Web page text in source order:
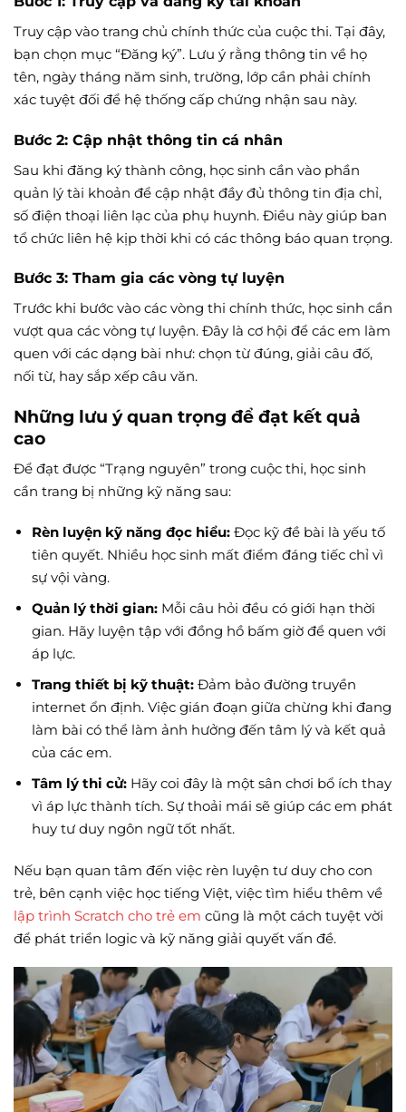
Truy cập vào trang chủ chính thức của cuộc thi. Tại đây,
bạn chọn mục “Đăng ký”. Lưu ý rằng thông tin về họ
tên, ngày tháng năm sinh, trường, lớp cần phải chính
xác tuyệt đối để hệ thống cấp chứng nhận sau này.
Bước 2: Cập nhật thông tin cá nhân
Sau khi đăng ký thành công, học sinh cần vào phần
quản lý tài khoản để cập nhật đầy đủ thông tin địa chỉ,
số điện thoại liên lạc của phụ huynh. Điều này giúp ban
tổ chức liên hệ kịp thời khi có các thông báo quan trọng.
Bước 3: Tham gia các vòng tự luyện
Trước khi bước vào các vòng thi chính thức, học sinh cần
vượt qua các vòng tự luyện. Đây là cơ hội để các em làm
quen với các dạng bài như: chọn từ đúng, giải câu đố,
nối từ, hay sắp xếp câu văn.
Những lưu ý quan trọng để đạt kết quả
cao
Để đạt được “Trạng nguyên” trong cuộc thi, học sinh
cần trang bị những kỹ năng sau:
Rèn luyện kỹ năng đọc hiểu:Đọc kỹ đề bài là yếu tố
tiên quyết. Nhiều học sinh mất điểm đáng tiếc chỉ vì
sự vội vàng.
Quản lý thời gian:Mỗi câu hỏi đều có giới hạn thời
gian. Hãy luyện tập với đồng hồ bấm giờ để quen với
áp lực.
Trang thiết bị kỹ thuật:Đảm bảo đường truyền
internet ổn định. Việc gián đoạn giữa chừng khi đang
làm bài có thể làm ảnh hưởng đến tâm lý và kết quả
của các em.
Tâm lý thi cử:Hãy coi đây là một sân chơi bổ ích thay
vì áp lực thành tích. Sự thoải mái sẽ giúp các em phát
huy tư duy ngôn ngữ tốt nhất.
Nếu bạn quan tâm đến việc rèn luyện tư duy cho con
trẻ, bên cạnh việc học tiếng Việt, việc tìm hiểu thêm về
lập trình Scratch cho trẻ em cũng là một cách tuyệt vời
để phát triển logic và kỹ năng giải quyết vấn đề.